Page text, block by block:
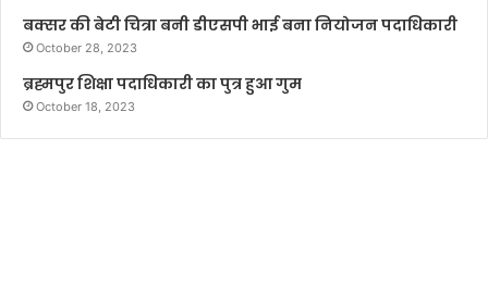
बक्सर की बेटी चित्रा बनी डीएसपी भाई बना नियोजन पदाधिकारी
October 28, 2023
ब्रह्मपुर शिक्षा पदाधिकारी का पुत्र हुआ गुम
October 18, 2023